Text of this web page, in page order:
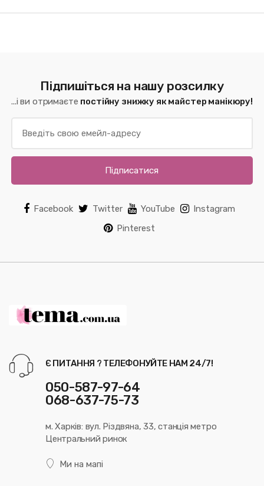
Підпишіться на нашу розсилку
...і ви отримаєте постійну знижку як майстер манікюру!
Підписатися
Facebook Twitter YouTube
Instagram
Pinterest
Є ПИТАННЯ ? ТЕЛЕФОНУЙТЕ НАМ 24/7!
050-587-97-64
068-637-75-73
м. Харків: вул. Різдвяна, 33, станція метро
Центральний ринок
Ми на мапі